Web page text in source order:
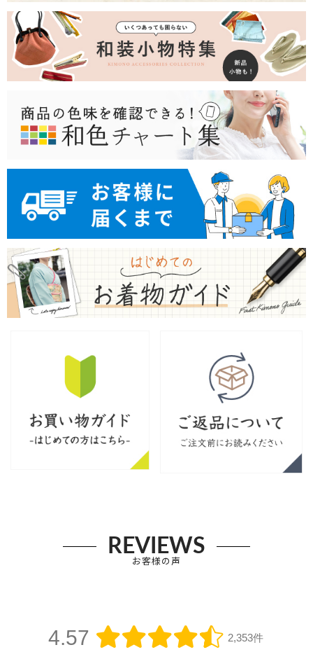
REVIEWS
お客様の声
4.57 2,353件